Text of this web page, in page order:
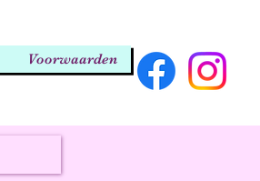
Voorwaarden